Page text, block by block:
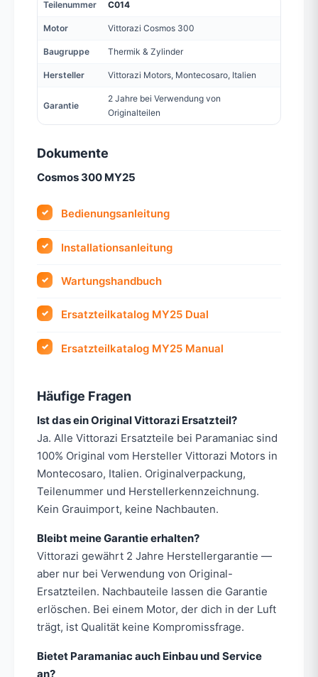
Teilenummer C014
Motor Vittorazi Cosmos 300
Baugruppe Thermik & Zylinder
Hersteller Vittorazi Motors, Montecosaro, Italien
Garantie
2 Jahre bei Verwendung von
Originalteilen
Dokumente
Cosmos 300 MY25
Bedienungsanleitung
Installationsanleitung
Wartungshandbuch
Ersatzteilkatalog MY25 Dual
Ersatzteilkatalog MY25 Manual
Häufige Fragen
Ist das ein Original Vittorazi Ersatzteil?
Ja. Alle Vittorazi Ersatzteile bei Paramaniac sind
100% Original vom Hersteller Vittorazi Motors in
Montecosaro, Italien. Originalverpackung,
Teilenummer und Herstellerkennzeichnung.
Kein Grauimport, keine Nachbauten.
Bleibt meine Garantie erhalten?
Vittorazi gewährt 2 Jahre Herstellergarantie —
aber nur bei Verwendung von Original-
Ersatzteilen. Nachbauteile lassen die Garantie
erlöschen. Bei einem Motor, der dich in der Luft
trägt, ist Qualität keine Kompromissfrage.
Bietet Paramaniac auch Einbau und Service
an?